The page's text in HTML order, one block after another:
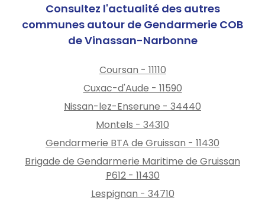
Consultez l'actualité des autres
communes autour de Gendarmerie COB
de Vinassan-Narbonne
Coursan - 11110
Cuxac-d'Aude - 11590
Nissan-lez-Enserune - 34440
Montels - 34310
Gendarmerie BTA de Gruissan - 11430
Brigade de Gendarmerie Maritime de Gruissan
P612 - 11430
Lespignan - 34710